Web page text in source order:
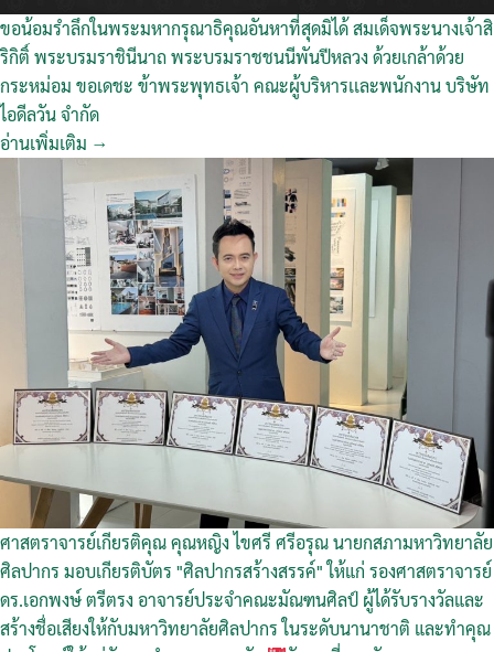
ขอน้อมรำลึกในพระมหากรุณาธิคุณอันหาที่สุดมิได้ สมเด็จพระนางเจ้าสิ
ริกิติ์ พระบรมราชินีนาถ พระบรมราชชนนีพันปีหลวง ด้วยเกล้าด้วย
กระหม่อม ขอเดชะ ข้าพระพุทธเจ้า คณะผู้บริหารเเละพนักงาน บริษัท
ไอดีลวัน จำกัด
อ่านเพิ่มเติม →
ศาสตราจารย์เกียรติคุณ คุณหญิง ไขศรี ศรีอรุณ นายกสภามหาวิทยาลัย
ศิลปากร มอบเกียรติบัตร "ศิลปากรสร้างสรรค์" ให้แก่ รองศาสตราจารย์
ดร.เอกพงษ์ ตรีตรง อาจารย์ประจำคณะมัณฑนศิลป์ ผู้ได้รับรางวัลและ
สร้างชื่อเสียงให้กับมหาวิทยาลัยศิลปากร ในระดับนานาชาติ และทำคุณ